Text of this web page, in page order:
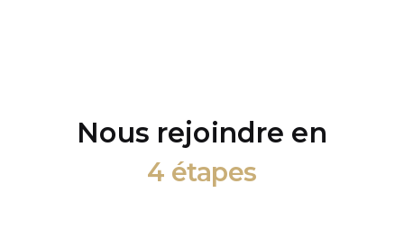
Nous rejoindre en
4 étapes